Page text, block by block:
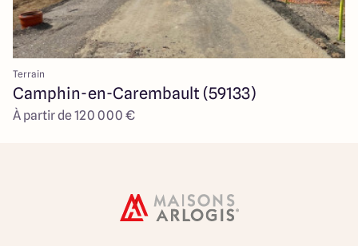
Terrain
Camphin-en-Carembault (59133)
À partir de 120 000 €